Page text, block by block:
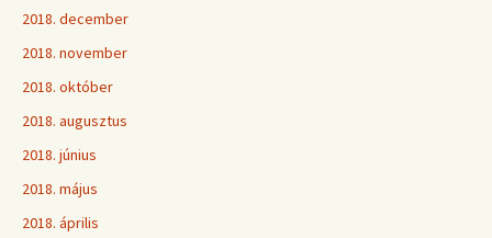
2018. december
2018. november
2018. október
2018. augusztus
2018. június
2018. május
2018. április